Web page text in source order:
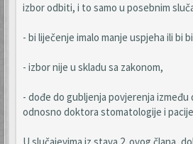
izbor odbiti, i to samo u posebnim
- bi liječenje imalo manje uspjeha ili bi
- izbor nije u skladu sa zakonom,
- dođe do gubljenja povjerenja
odnosno doktora stomatologije i